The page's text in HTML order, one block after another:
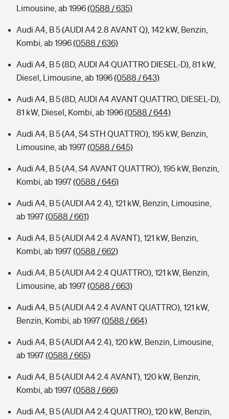
Limousine, ab 1996(0588 / 635)
Audi A4, B 5 (AUDI A4 2.8 AVANT Q), 142 kW, Benzin,
Kombi, ab 1996(0588 / 636)
Audi A4, B 5 (8D, AUDI A4 QUATTRO DIESEL-D), 81 kW,
Diesel, Limousine, ab 1996(0588 / 643)
Audi A4, B 5 (8D, AUDI A4 AVANT QUATTRO, DIESEL-D),
81 kW, Diesel, Kombi, ab 1996(0588 / 644)
Audi A4, B 5 (A4, S4 STH QUATTRO), 195 kW, Benzin,
Limousine, ab 1997(0588 / 645)
Audi A4, B 5 (A4, S4 AVANT QUATTRO), 195 kW, Benzin,
Kombi, ab 1997(0588 / 646)
Audi A4, B 5 (AUDI A4 2.4), 121 kW, Benzin, Limousine,
ab 1997(0588 / 661)
Audi A4, B 5 (AUDI A4 2.4 AVANT), 121 kW, Benzin,
Kombi, ab 1997(0588 / 662)
Audi A4, B 5 (AUDI A4 2.4 QUATTRO), 121 kW, Benzin,
Limousine, ab 1997(0588 / 663)
Audi A4, B 5 (AUDI A4 2.4 AVANT QUATTRO), 121 kW,
Benzin, Kombi, ab 1997(0588 / 664)
Audi A4, B 5 (AUDI A4 2.4), 120 kW, Benzin, Limousine,
ab 1997(0588 / 665)
Audi A4, B 5 (AUDI A4 2.4 AVANT), 120 kW, Benzin,
Kombi, ab 1997(0588 / 666)
Audi A4, B 5 (AUDI A4 2.4 QUATTRO), 120 kW, Benzin,